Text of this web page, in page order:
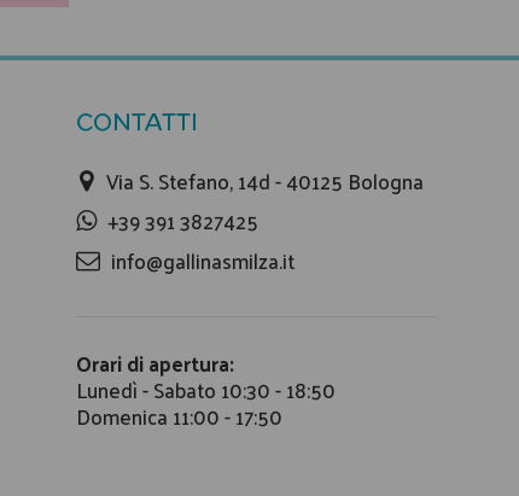
CONTATTI
Via S. Stefano, 14d - 40125 Bologna
+39 391 3827425
info@gallinasmilza.it
Orari di apertura:
Lunedì - Sabato 10:30 - 18:50
Domenica 11:00 - 17:50